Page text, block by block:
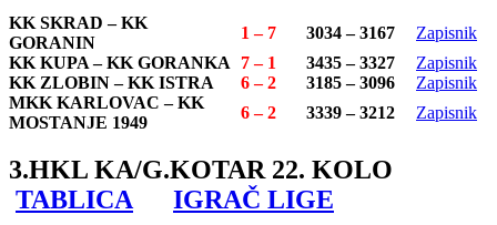
KK SKRAD – KK
GORANIN
1 – 7 3034 – 3167
Zapisnik
KK KUPA – KK GORANKA
7 – 1 3435 – 3327
Zapisnik
KK ZLOBIN – KK ISTRA
6 – 2 3185 – 3096
Zapisnik
MKK KARLOVAC – KK
MOSTANJE 1949
6 – 2 3339 – 3212 Zapisnik
3.HKL KA/G.KOTAR 22. KOLO
TABLICA
IGRAČ LIGE